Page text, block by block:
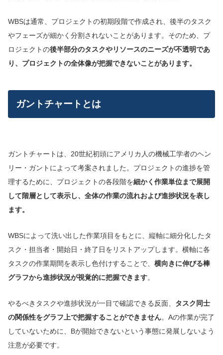
WBSは通常、プロジェクトの初期段階で作成され、後半のタスク
やフェーズが細かく分割されないことがあります。そのため、プ
ロジェクトの後半部分のタスクやリソースのニーズが不透明であ
り、プロジェクトの全体像が把握できないことがあります。
ガントチャートとは
ガントチャートは、20世紀初頭にアメリカ人の機械工学者のヘン
リー・ガントによって考案されました。プロジェクトの進捗を管
理するために、プロジェクトの各段階を細かく作業単位まで展開
して階層として表示し、全体の作業の流れおよび進捗状況を表し
ます。
WBSによって洗い出した作業項目をもとに、縦軸に細分化したタ
スク・担当者・開始日・終了日をリストアップします。横軸に各
タスクの作業期間を表示し色付けすることで、 横向きに伸びる棒
グラフから進捗状況が視覚的に把握できます。
やるべきタスクや進捗状況が一目で確認できる反面、 タスク同士
の関係性をグラフ上で把握することができません。Aの作業が完了
していないために、Bが開始できないという事態に発展しないよう
注意が必要です。